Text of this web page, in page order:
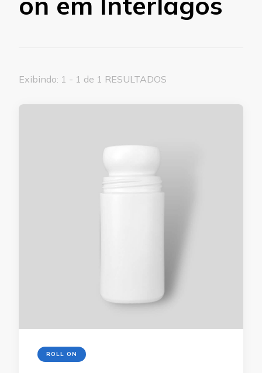
Exibindo: 1 - 1 de 1 RESULTADOS
ROLL ON